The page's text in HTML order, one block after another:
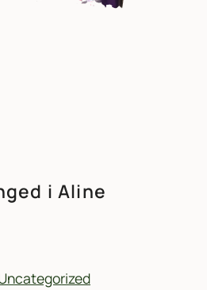
i Aline